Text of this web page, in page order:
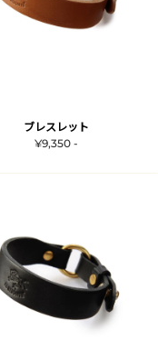
ブレスレット
¥9,350 -